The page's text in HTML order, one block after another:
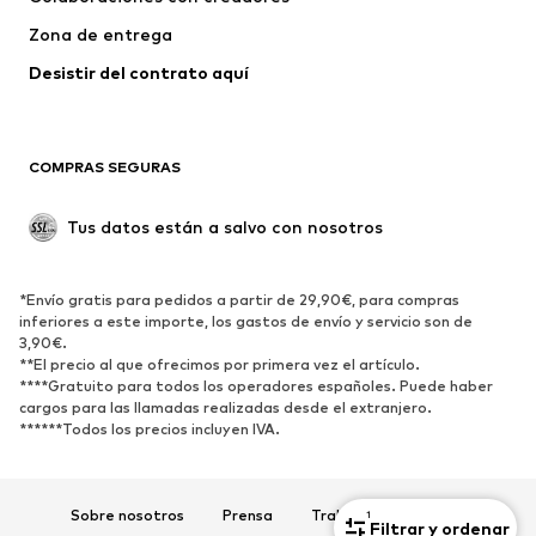
1
Filtrar y ordenar
Zona de entrega
Desistir del contrato aquí
COMPRAS SEGURAS
Tus datos están a salvo con nosotros
*Envío gratis para pedidos a partir de 29,90€, para compras
inferiores a este importe, los gastos de envío y servicio son de
3,90€.
**El precio al que ofrecimos por primera vez el artículo.
****Gratuito para todos los operadores españoles. Puede haber
cargos para las llamadas realizadas desde el extranjero.
******Todos los precios incluyen IVA.
Sobre nosotros Prensa Trabaja con nosotros